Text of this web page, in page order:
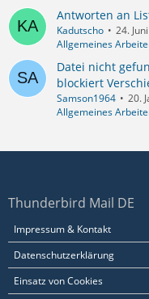
Antworten an
Kadutscho
24.
Allgemeines
Datei nicht
blockiert
Samson1964
20.
Allgemeines
Thunderbird Mail DE
Impressum & Kontakt
Datenschutzerklärung
Einsatz von Cookies